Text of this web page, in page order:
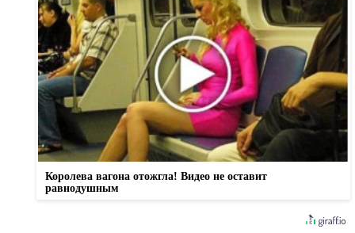
Королева вагона отожгла! Видео не оставит
равнодушным